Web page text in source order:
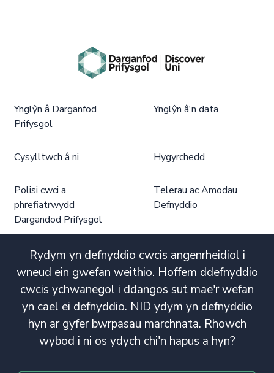
Rydym yn defnyddio cwcis angenrheidiol i
wneud ein gwefan weithio. Hoffem ddefnyddio
cwcis ychwanegol i ddangos sut mae'r wefan
yn cael ei defnyddio. NID ydym yn defnyddio
hyn ar gyfer bwrpasau marchnata. Rhowch
wybod i ni os ydych chi'n hapus a hyn?
Ynglŷn â Darganfod
Prifysgol
Ynglŷn â'n data
Cysylltwch â ni Hygyrchedd
Polisi cwci a
phrefiatrwydd
Dargandod Prifysgol
Telerau ac Amodau
Defnyddio